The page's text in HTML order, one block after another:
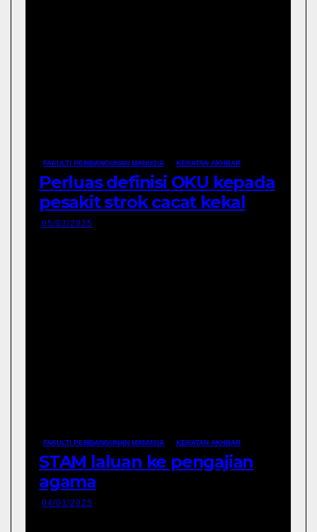
FAKULTI PEMBANGUNAN MANUSIA KERATAN AKHBAR
Perluas definisi OKU kepada
pesakit strok cacat kekal
05/03/2025
FAKULTI PEMBANGUNAN MANUSIA KERATAN AKHBAR
STAM laluan ke pengajian
agama
04/03/2025